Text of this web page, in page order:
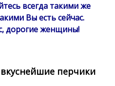
всегда такими же
Вы есть сейчас.
дорогие женщины!
вкуснейшие перчики